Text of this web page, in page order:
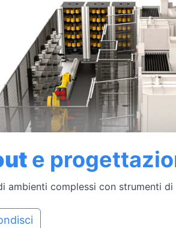
e
ambienti complessi con strumenti